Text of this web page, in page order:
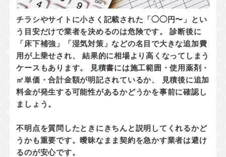
チラシやサイトに小さく記載された「◯◯円〜」とい
う目安だけで業者を決めるのは危険です。 診断後に
「床下補強」「湿気対策」などの名目で大きな追加費
用が上乗せされ、 結果的に相場より高くなってしまう
ケースもあります。 見積書には施工範囲・使用薬剤・
㎡単価・合計金額が明記されているか、
見積後に追加
料金が発生する可能性があるかどうかを事前に確認し
ましょう。
不明点を質問したときにきちんと説明してくれるかど
うかも重要です。曖昧なまま契約を急かす業者は避け
るのが安心です。